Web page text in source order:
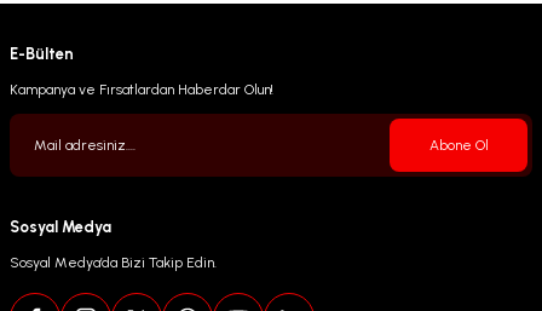
E-Bülten
Kampanya ve Fırsatlardan Haberdar Olun!
Abone Ol
Sosyal Medya
Sosyal Medya’da Bizi Takip Edin.